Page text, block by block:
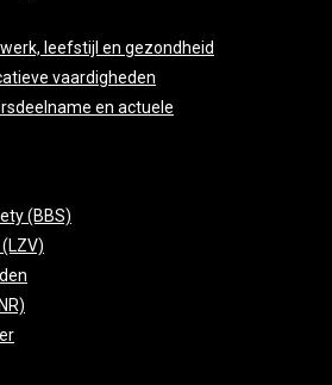
leefstijl en gezondheid
vaardigheden
en actuele
(BBS)